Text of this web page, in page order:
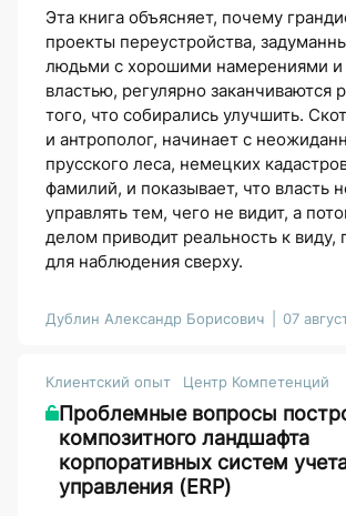
Эта книга объясняет, почему
проекты переустройства,
людьми с хорошими намерениями и
властью, регулярно заканчиваются
того, что собирались улучшить.
и антрополог, начинает с
прусского леса, немецких
фамилий, и показывает, что власть
управлять тем, чего не видит, а
делом приводит реальность к виду,
для наблюдения сверху.
Дублин Александр Борисович 07
Клиентский опыт Центр Компетенций
Проблемные вопросы
композитного ландшафта
корпоративных систем
управления (ERP)